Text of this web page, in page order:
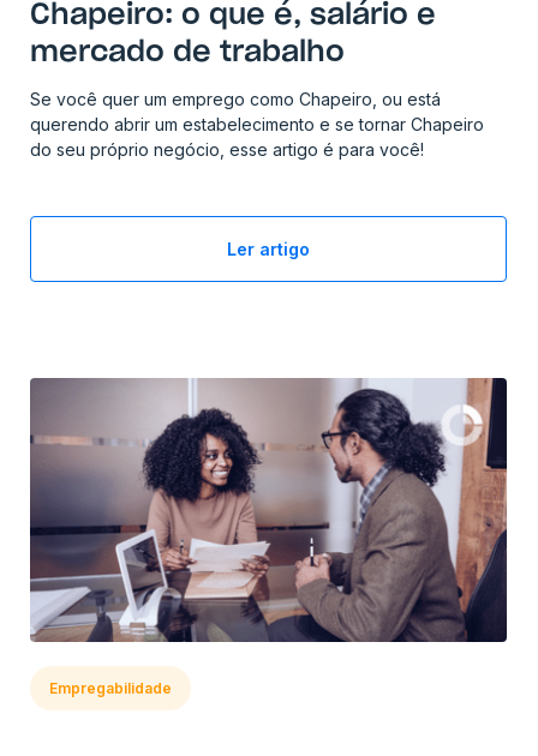
Chapeiro: o que é, salário e
mercado de trabalho
Se você quer um emprego como Chapeiro, ou está
querendo abrir um estabelecimento e se tornar Chapeiro
do seu próprio negócio, esse artigo é para você!
Ler artigo
Empregabilidade